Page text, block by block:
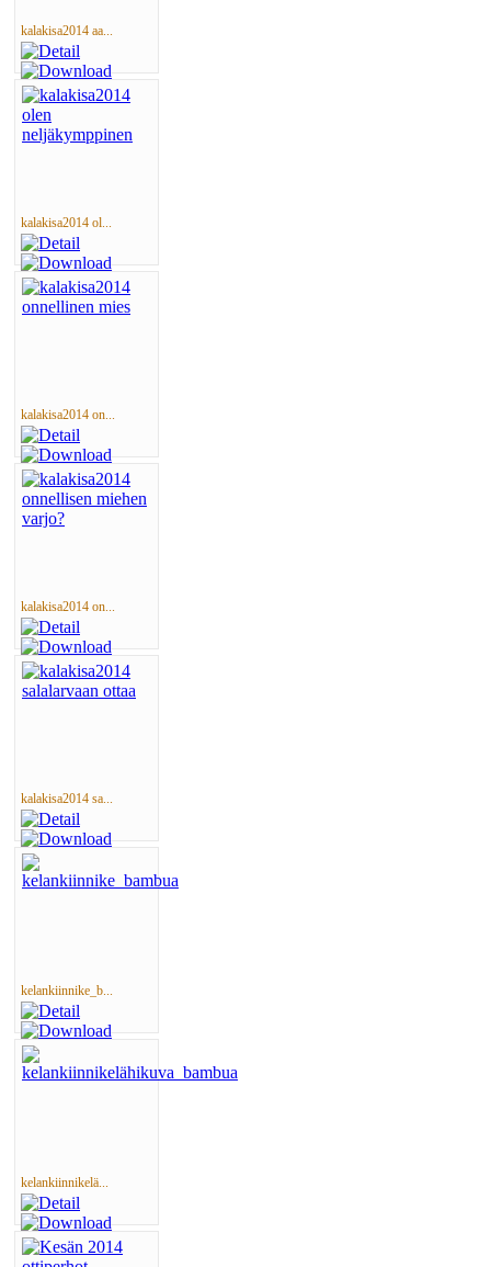
kalakisa2014 aa...
kalakisa2014 ol...
kalakisa2014 on...
kalakisa2014 on...
kalakisa2014 sa...
kelankiinnike_b...
kelankiinnikelä...